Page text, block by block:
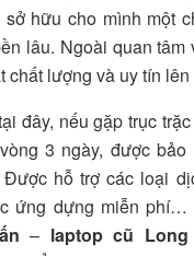
hữu cho mình một
lâu. Ngoài quan tâm
chất lượng và uy tín
đây, nếu gặp trục
3 ngày, được
Được hỗ trợ các loại
ứng dựng miễn phí…
– laptop cũ Long